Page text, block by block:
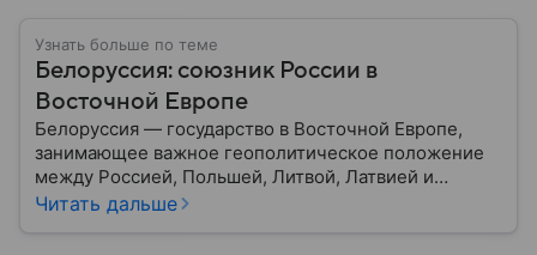
Узнать больше по теме
Белоруссия: союзник России в
Восточной Европе
Белоруссия — государство в Восточной Европе,
занимающее важное геополитическое положение
между Россией, Польшей, Литвой, Латвией и
Украиной. Несмотря на свою небольшую
Читать дальше